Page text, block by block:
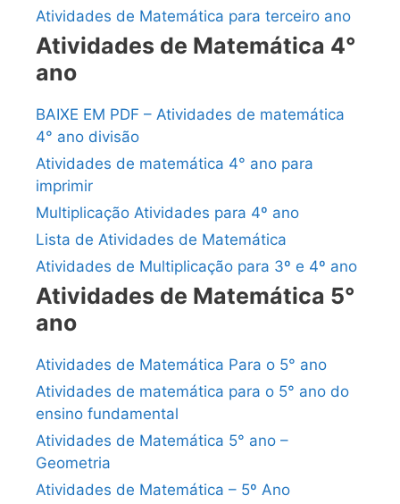
Atividades de Matemática para terceiro ano
Atividades de Matemática 4°
ano
BAIXE EM PDF – Atividades de matemática
4° ano divisão
Atividades de matemática 4° ano para
imprimir
Multiplicação Atividades para 4º ano
Lista de Atividades de Matemática
Atividades de Multiplicação para 3º e 4º ano
Atividades de Matemática 5°
ano
Atividades de Matemática Para o 5° ano
Atividades de matemática para o 5° ano do
ensino fundamental
Atividades de Matemática 5° ano –
Geometria
Atividades de Matemática – 5º Ano